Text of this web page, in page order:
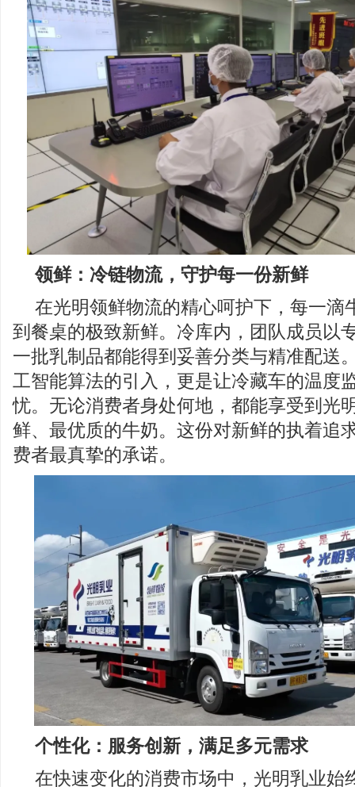
领鲜：冷链物流，守护每一份新鲜
在光明领鲜物流的精心呵护下，每一滴
到餐桌的极致新鲜。冷库内，团队成员以
一批乳制品都能得到妥善分类与精准配送
工智能算法的引入，更是让冷藏车的温度
忧。无论消费者身处何地，都能享受到光
鲜、最优质的牛奶。这份对新鲜的执着追
费者最真挚的承诺。
个性化：服务创新，满足多元需求
在快速变化的消费市场中，光明乳业始